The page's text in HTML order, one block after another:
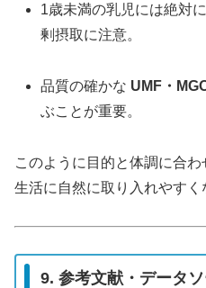
1歳未満の乳児には絶対
剰摂取に注意。
品質の確かな UMF・
ぶことが重要。
このように目的と体調に合
生活に自然に取り入れやすく
9. 参考文献・データ